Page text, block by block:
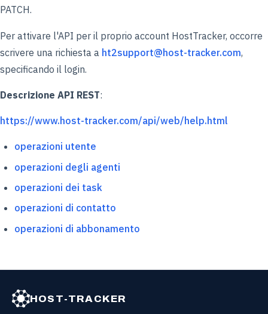
PATCH.
Per attivare l'API per il proprio account HostTracker, occorre
scrivere una richiesta a ht2support@host-tracker.com,
specificando il login.
Descrizione API REST:
https://www.host-tracker.com/api/web/help.html
operazioni utente
operazioni degli agenti
operazioni dei task
operazioni di contatto
operazioni di abbonamento
HOST-TRACKER